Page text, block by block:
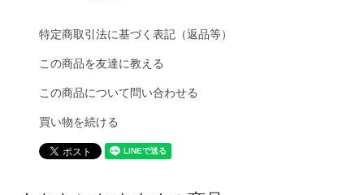
特定商取引法に基づく表記（返品等）
この商品を友達に教える
この商品について問い合わせる
買い物を続ける